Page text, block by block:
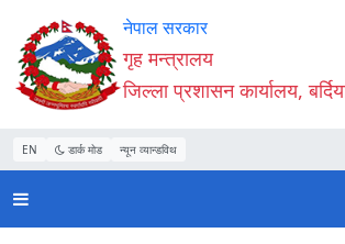
Accessibility
Mode
सुरु
गर्नुहोस्
सामाग्री
पढ्नुहाेस्
नेभिगेसन
पढ्नुहाेस्
वेबसाइट
खोजमा
जानुहोस्
नेपाल सरकार
गृह मन्त्रालय
जिल्ला प्रशासन कार्यालय,
EN डार्क मोड न्यून व्यान्डविथ